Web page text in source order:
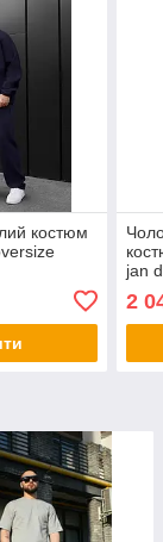
костюм
jan
2